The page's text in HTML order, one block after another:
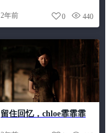
2年前 440
0
留住回忆，chloe霏霏霏